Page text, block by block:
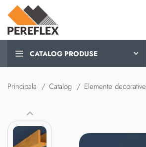
CATALOG PRODUSE
Principala Catalog Elemente decorative